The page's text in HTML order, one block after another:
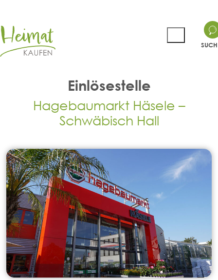
Einlösestelle
Hagebaumarkt Häsele –
Schwäbisch Hall